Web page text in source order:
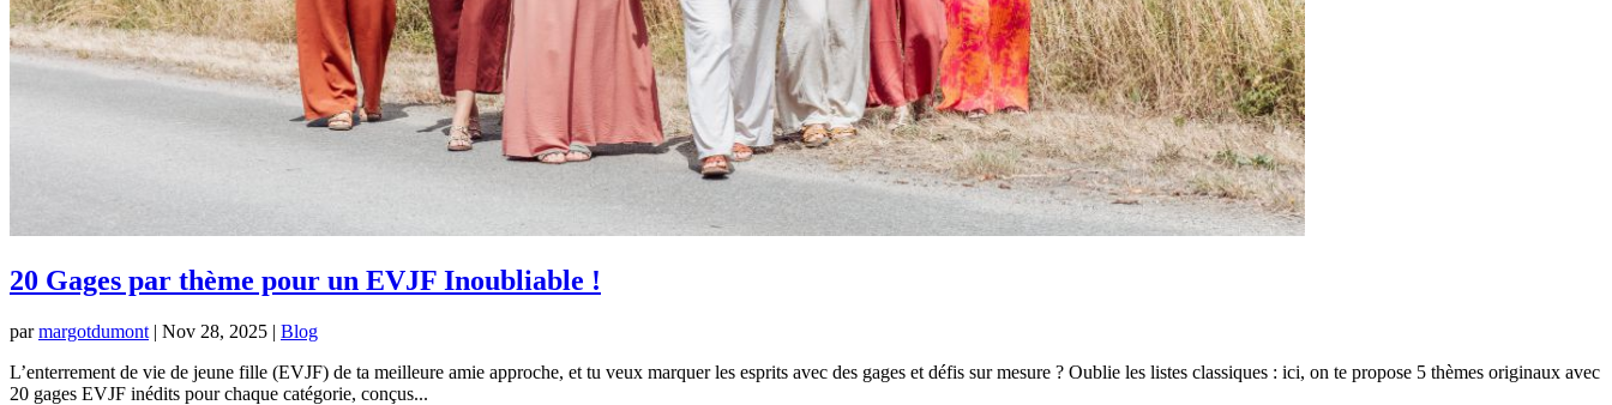
20 Gages par thème pour un EVJF Inoubliable !
parmargotdumont | Nov 28, 2025 | Blog
L’enterrement de vie de jeune fille (EVJF) de ta meilleure amie approche, et tu veux marquer les esprits avec des gages et défis sur mesure ? Oublie les listes classiques : ici, on te propose 5 thèmes originaux avec
20 gages EVJF inédits pour chaque catégorie, conçus...